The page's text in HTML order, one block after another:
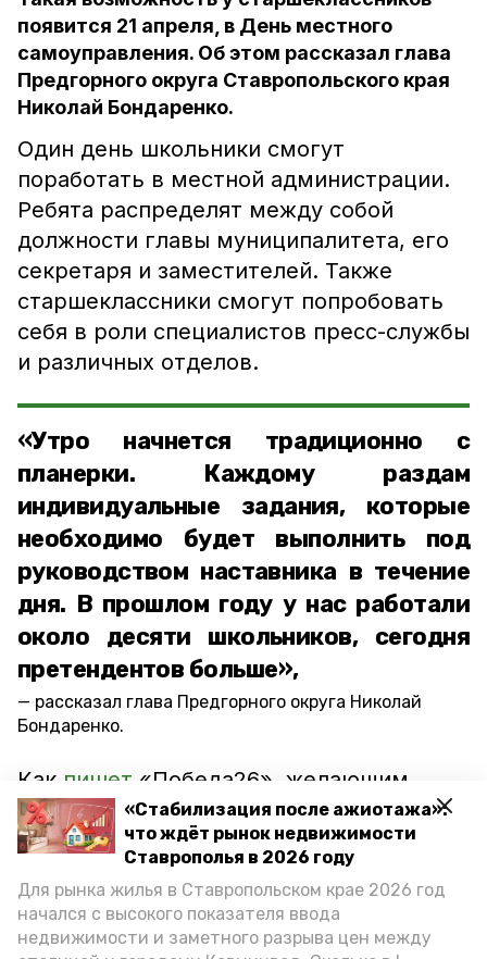
«Стабилизация после ажиотажа»:
что ждёт рынок недвижимости
Ставрополья в 2026 году
Для рынка жилья в Ставропольском крае 2026 год
начался с высокого показателя ввода
недвижимости и заметного разрыва цен между
появится 21 апреля, в День местного
самоуправления. Об этом рассказал глава
Предгорного округа Ставропольского края
Николай Бондаренко.
Один день школьники смогут
поработать в местной администрации.
Ребята распределят между собой
должности главы муниципалитета, его
секретаря и заместителей. Также
старшеклассники смогут попробовать
себя в роли специалистов пресс-службы
и различных отделов.
«Утро начнется традиционно с
планерки. Каждому раздам
индивидуальные задания, которые
необходимо будет выполнить под
руководством наставника в течение
дня. В прошлом году у нас работали
около десяти школьников, сегодня
претендентов больше»,
рассказал глава Предгорного округа Николай
Бондаренко.
Как пишет «Победа26», желающим
нужно направить резюме на личную
страницу главы во ВКонтакте. Николай
Бондаренко ознакомится с
претендентами и поставит резолюцию
о «назначении на должность».